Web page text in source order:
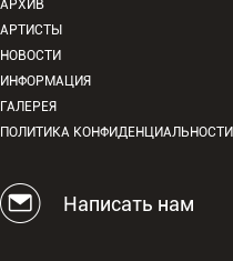
АРХИВ
АРТИСТЫ
НОВОСТИ
ИНФОРМАЦИЯ
ГАЛЕРЕЯ
ПОЛИТИКА КОНФИДЕНЦИАЛЬНОСТИ
Написать нам